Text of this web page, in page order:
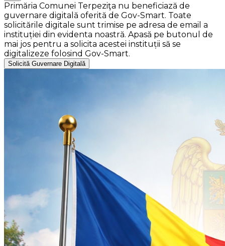
Primăria Comunei Terpeziţa nu beneficiază de
guvernare digitală oferită de Gov-Smart. Toate
solicitările digitale sunt trimise pe adresa de email a
instituției din evidenta noastră. Apasă pe butonul de
mai jos pentru a solicita acestei instituții să se
digitalizeze folosind Gov-Smart.
Solicită Guvernare Digitală